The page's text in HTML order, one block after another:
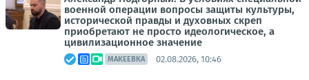
военной операции вопросы защиты культуры,
исторической правды и духовных скреп
приобретают не просто идеологическое, а
цивилизационное значение
МАКЕЕВКА 02.08.2026, 10:46